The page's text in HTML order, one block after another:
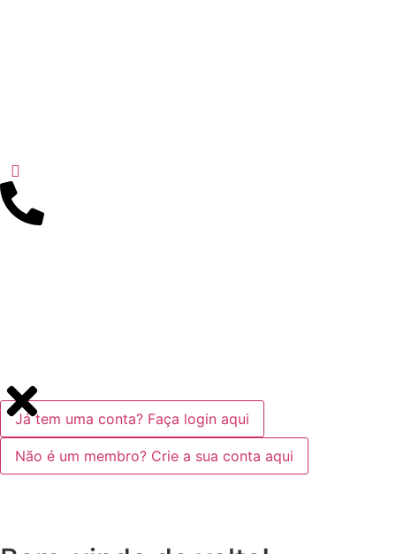
Já tem uma conta? Faça login aqui
Não é um membro? Crie a sua conta aqui